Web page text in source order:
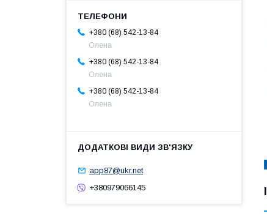
+380 (68) 542-13-84
Олена
+380 (68) 542-13-84
Олена
+380 (68) 542-13-84
Олена
app87@ukr.net
+380979066145